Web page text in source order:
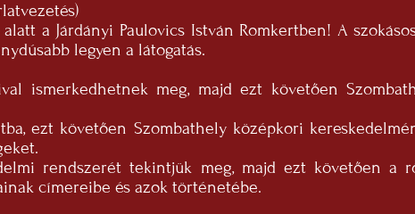
a Járdányi Paulovics István Romkertben! A
legyen a látogatás.
ismerkedhetnek meg, majd ezt követően
ezt követően Szombathely középkori
rendszerét tekintjük meg, majd ezt követően a
címereibe és azok történetébe.